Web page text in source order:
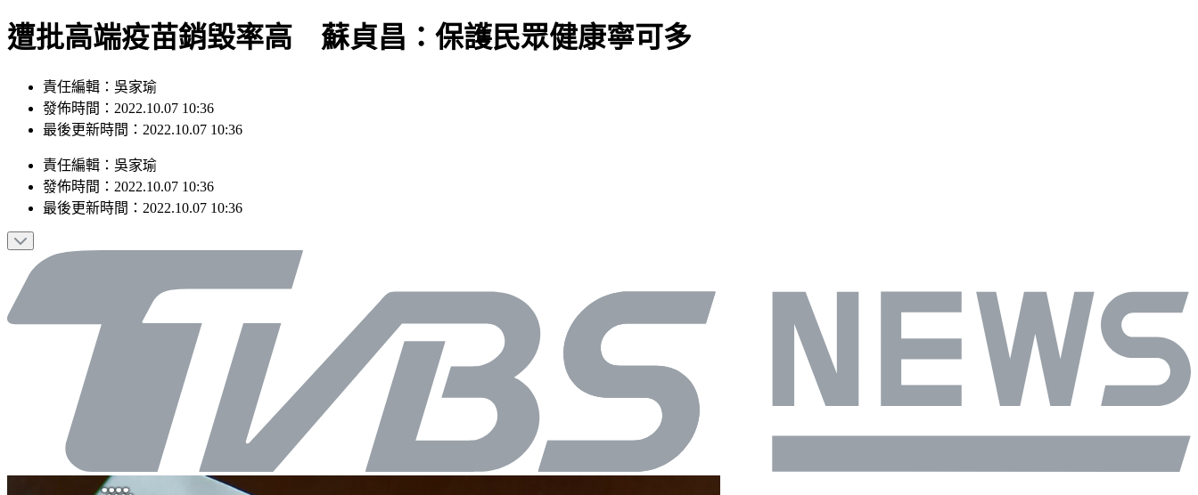
遭批高端疫苗銷毀率高 蘇貞昌：保護民眾健康寧可多
責任編輯：吳家瑜
發佈時間：2022.10.07 10:36
最後更新時間：2022.10.07 10:36
責任編輯 ： 吳家瑜
發佈時間： 2022.10.07 10:36
最後更新時間： 2022.10.07 10:36